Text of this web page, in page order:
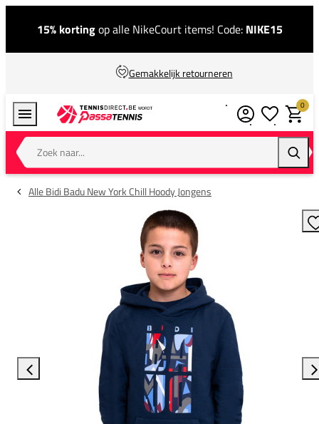
15% kortingop alle NikeCourt items! Code: NIKE15
Gemakkelijk retourneren
Zoek naar...
0
Alle Bidi Badu New York Chill Hoody Jongens